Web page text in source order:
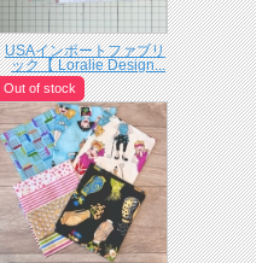
USAインポートファブリ
ック【 Loralie Design...
Out of stock